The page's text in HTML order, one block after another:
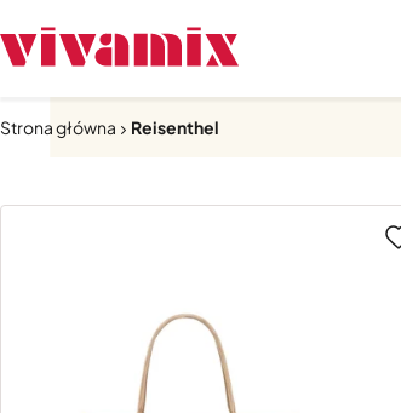
Strona główna Reisenthel